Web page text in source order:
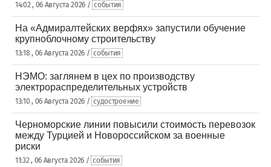
14:02 , 06 Августа 2026 / события
На «Адмиралтейских верфях» запустили обучение
крупноблочному строительству
13:18 , 06 Августа 2026 / события
НЭМО: заглянем в цех по производству
электрораспределительных устройств
13:10 , 06 Августа 2026 / судостроение
Черноморские линии повысили стоимость перевозок
между Турцией и Новороссийском за военные
риски
11:32 , 06 Августа 2026 / события